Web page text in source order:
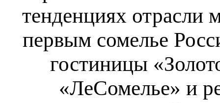
тенденциях отрасли
первым сомелье
гостиницы
«ЛеСомелье» и